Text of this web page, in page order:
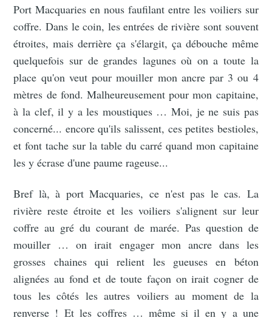
Port Macquaries en nous faufilant entre les voiliers sur
coffre. Dans le coin, les entrées de rivière sont souvent
étroites, mais derrière ça s'élargit, ça débouche même
quelquefois sur de grandes lagunes où on a toute la
place qu'on veut pour mouiller mon ancre par 3 ou 4
mètres de fond. Malheureusement pour mon capitaine,
à la clef, il y a les moustiques … Moi, je ne suis pas
concerné... encore qu'ils salissent, ces petites bestioles,
et font tache sur la table du carré quand mon capitaine
les y écrase d'une paume rageuse...
Bref là, à port Macquaries, ce n'est pas le cas. La
rivière reste étroite et les voiliers s'alignent sur leur
coffre au gré du courant de marée. Pas question de
mouiller … on irait engager mon ancre dans les
grosses chaines qui relient les gueuses en béton
alignées au fond et de toute façon on irait cogner de
tous les côtés les autres voiliers au moment de la
renverse ! Et les coffres … même si il en y a une